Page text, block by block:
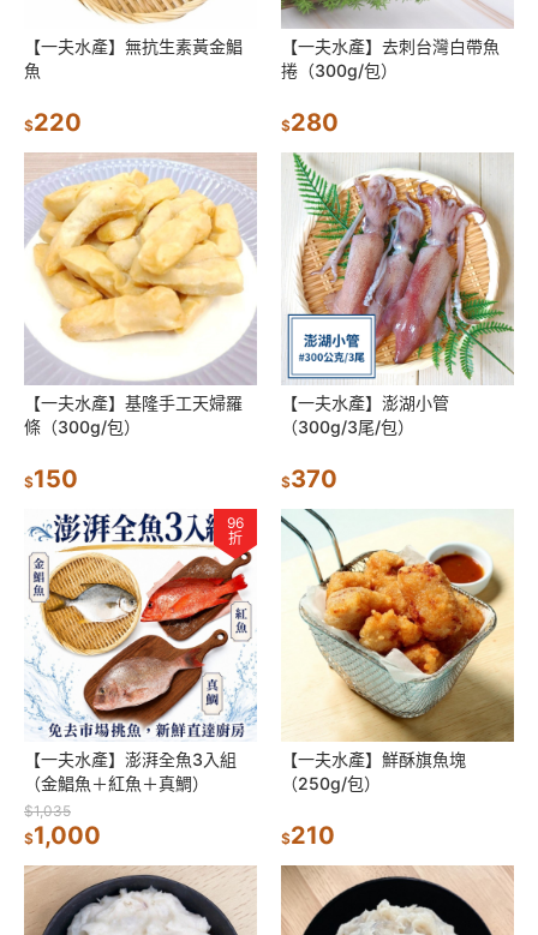
【一夫水產】無抗生素黃金鯧
魚
$220
【一夫水產】去刺台灣白帶魚
捲（300g/包）
$280
【一夫水產】基隆手工天婦羅
條（300g/包）
$150
【一夫水產】澎湖小管
（300g/3尾/包）
$370
96
折
【一夫水產】澎湃全魚3入組
（金鯧魚＋紅魚＋真鯛）
$1,035
$1,000
【一夫水產】鮮酥旗魚塊
（250g/包）
$210